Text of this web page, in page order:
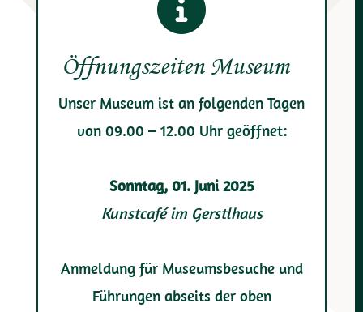
Öffnungszeiten Museum
Unser Museum ist an folgenden Tagen
von 09.00 – 12.00 Uhr geöffnet:
Sonntag, 01. Juni 2025
Kunstcafé im Gerstlhaus
Anmeldung für Museumsbesuche und
Führungen abseits der oben